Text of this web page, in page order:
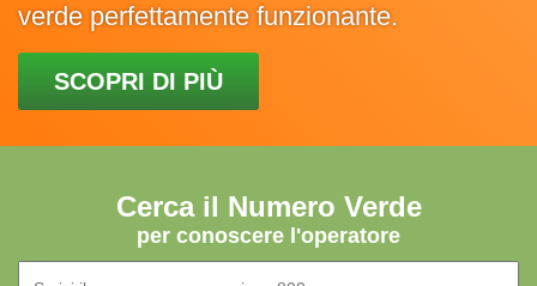
verde perfettamente funzionante.
SCOPRI DI PIÙ
Cerca il Numero Verde
per conoscere l'operatore